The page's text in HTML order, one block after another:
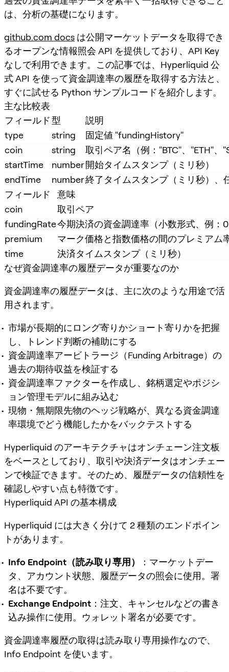
は、分析の基礎になります。
github.com docs は公開マーケットデータを取得でき
るオープンな情報照会 API を提供しており、API Key
なしで利用できます。この記事では、Hyperliquid 公
式 API を使って資金調達率の履歴を取得する方法と、
すぐに試せる Python サンプルコードを紹介します。
主な比較表
フィールド型
説明
type
string
固定値 "fundingHistory"
coin
string
取引ペア名（例："BTC"、"ETH"、
startTime
number開始タイムスタンプ（ミリ秒）
endTime
number終了タイムスタンプ（ミリ秒）、
フィールド
意味
coin
取引ペア
fundingRate今期決済の資金調達率（小数形式、例：
premium
マーク価格と指数価格の間のプレミアム
time
決済タイムスタンプ（ミリ秒）
なぜ資金調達率の履歴データが重要なのか
資金調達率の履歴データは、主に次のような用途で活
用されます。
市場が長期的にロング寄りかショート寄りかを把握
し、トレンド判断の補助にする
資金調達率アービトラージ（Funding Arbitrage）の
過去の期待収益を検証する
資金調達率ファクターを作成し、銘柄選定やポジシ
ョン管理モデルに組み込む
現物・無期限先物のヘッジ戦略が、異なる資金調達
率環境でどう機能したかをバックテストする
Hyperliquid のアーキテクチャはオンチェーン注文板
をベースとしており、取引や決済データはオンチェー
ンで検証できます。そのため、履歴データの信頼性を
確認しやすい点も特徴です。
Hyperliquid API の基本構成
Hyperliquid には大きく分けて 2 種類のエンドポイン
トがあります。
Info Endpoint（読み取り専用）
：マーケットデー
タ、アカウント状態、履歴データの照会に使用。署
名は不要です。
Exchange Endpoint ：注文、キャンセルなどの書き
込み操作に使用。ウォレット署名が必要です。
資金調達率履歴の取得は読み取り専用操作なので、
Info Endpoint を使います。